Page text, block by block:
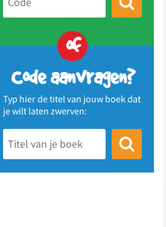
of
Code aanvragen?
Typ hier de titel van jouw boek dat
je wilt laten zwerven: